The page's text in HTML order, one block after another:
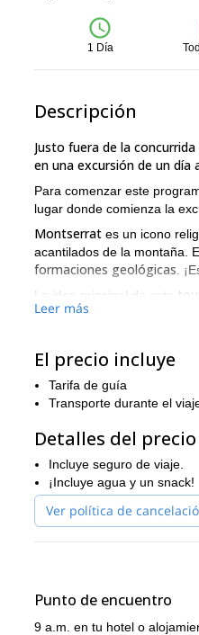
1 Día
Descripción
Justo fuera de la
en una excursión de un
Para comenzar este
lugar donde comienza la
Montserrat es un icono
acantilados de la montaña.
formaciones geológicas .
La idea principal de este
ayudaré a decidir qué y
RUTA 1 (Niveles 1 & 2):
excursión: 2 horas
RUTA 2 (Niveles 3 & 4):
Duración de la excursión
RUTA 3 (Nivel 4): El
hasta el Monasterio.
¿Cuál de estas opciones te
Gruposen este programa
Leer más
El precio incluye
Tarifa de guía
Transporte durante el
Detalles del precio
Incluye seguro de viaje.
¡Incluye agua y un snack!
Ver política de
Punto de encuentro
9 a.m. en tu hotel o